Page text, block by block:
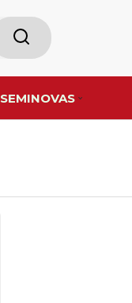
SEMINOVAS